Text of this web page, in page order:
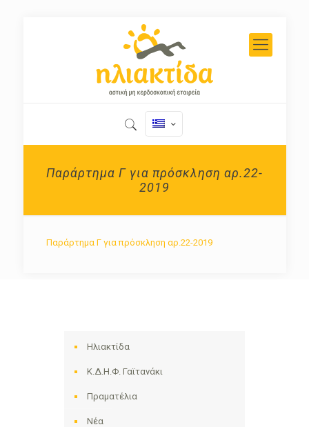
Παράρτημα Γ για πρόσκληση αρ.22-
2019
Παράρτημα Γ για πρόσκληση αρ.22-2019
Ηλιακτίδα
Κ.Δ.Η.Φ. Γαϊτανάκι
Πραματέλια
Νέα